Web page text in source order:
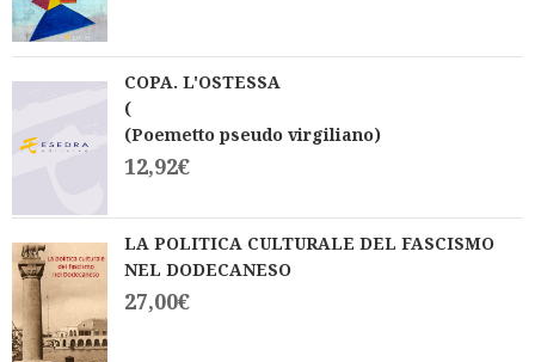
COPA. L'OSTESSA
(
(Poemetto pseudo virgiliano)
12,92€
LA POLITICA CULTURALE DEL FASCISMO
NEL DODECANESO
27,00€